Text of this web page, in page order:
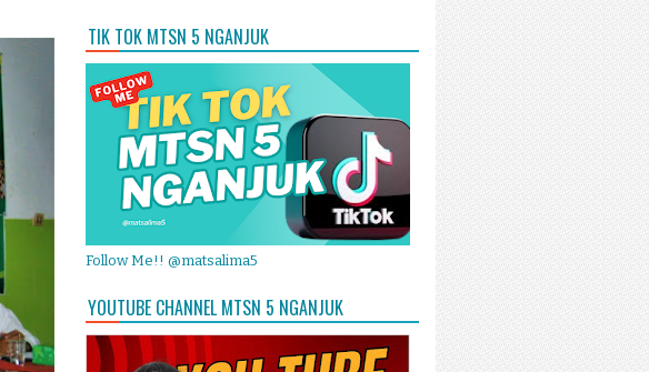
TIK TOK MTSN 5 NGANJUK
Follow Me!! @matsalima5
YOUTUBE CHANNEL MTSN 5 NGANJUK